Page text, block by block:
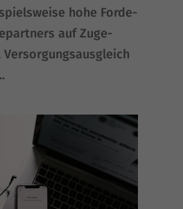
hohe For­de­
auf Zuge­